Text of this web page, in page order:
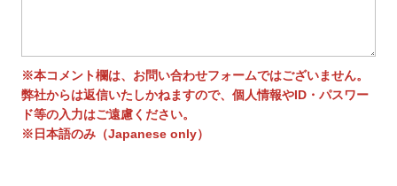
※本コメント欄は、お問い合わせフォームではございません。
弊社からは返信いたしかねますので、個人情報やID・パスワー
ド等の入力はご遠慮ください。
※日本語のみ（Japanese only）